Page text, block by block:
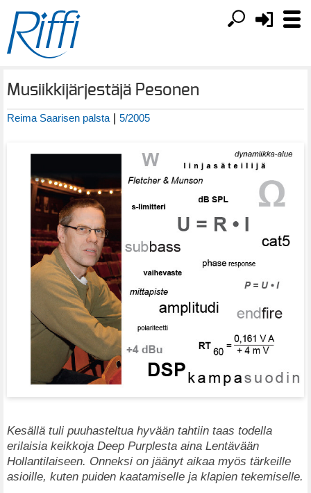
Musiikkijärjestäjä Pesonen
Reima Saarisen palsta| 5/2005
Kesällä tuli puuhasteltua hyvään tahtiin taas todella
erilaisia keikkoja Deep Purplesta aina Lentävään
Hollantilaiseen. Onneksi on jäänyt aikaa myös tärkeille
asioille, kuten puiden kaatamiselle ja klapien tekemiselle.